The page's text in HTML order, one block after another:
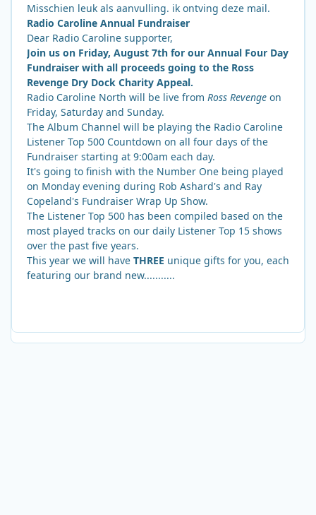
Misschien leuk als aanvulling. ik ontving deze mail.
Radio Caroline Annual Fundraiser
Dear Radio Caroline supporter,
Join us on Friday, August 7th for our Annual Four Day
Fundraiser with all proceeds going to the Ross
Revenge Dry Dock Charity Appeal.
Radio Caroline North will be live from Ross Revenge on
Friday, Saturday and Sunday.
The Album Channel will be playing the Radio Caroline
Listener Top 500 Countdown on all four days of the
Fundraiser starting at 9:00am each day.
It's going to finish with the Number One being played
on Monday evening during Rob Ashard's and Ray
Copeland's Fundraiser Wrap Up Show.
The Listener Top 500 has been compiled based on the
most played tracks on our daily Listener Top 15 shows
over the past five years.
This year we will have THREE unique gifts for you, each
featuring our brand new...........